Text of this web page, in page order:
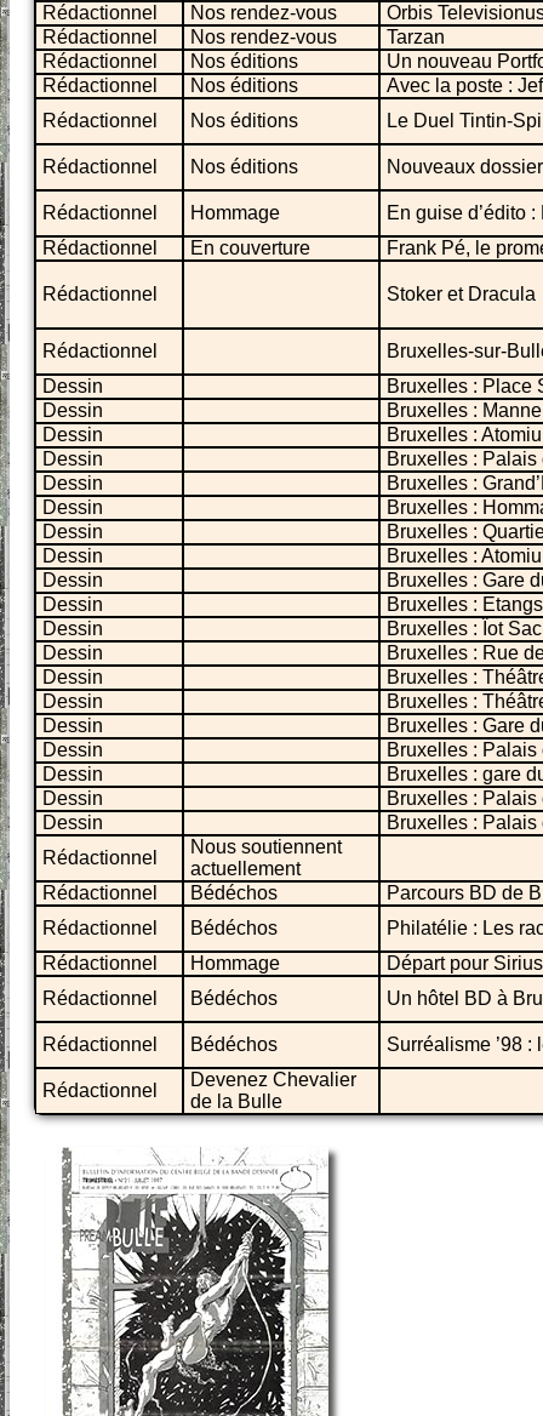
Rédactionnel
Nos rendez-vous
Orbis
Rédactionnel
Nos rendez-vous
Tarzan
Rédactionnel
Nos éditions
Un nouveau
Rédactionnel
Nos éditions
Avec la poste :
Rédactionnel
Nos éditions Le Duel Tintin-
Rédactionnel Nos éditions Nouveaux
Rédactionnel Hommage
En guise d’édito
Rédactionnel
En couverture Frank Pé, le
Rédactionnel Stoker et Dracula
Rédactionnel
Bruxelles-sur-
Dessin
Bruxelles : Place
Dessin
Bruxelles :
Dessin
Bruxelles :
Dessin
Bruxelles : Palais
Dessin
Bruxelles :
Dessin
Bruxelles :
Dessin
Bruxelles :
Dessin
Bruxelles :
Dessin
Bruxelles : Gare
Dessin
Bruxelles :
Dessin
Bruxelles : Îot
Dessin
Bruxelles : Rue
Dessin
Bruxelles :
Dessin
Bruxelles :
Dessin
Bruxelles : Gare
Dessin
Bruxelles : Palais
Dessin
Bruxelles : gare
Dessin
Bruxelles : Palais
Dessin
Bruxelles : Palais
Rédactionnel
Nous soutiennent
actuellement
Rédactionnel
Bédéchos
Parcours BD de
Rédactionnel
Bédéchos
Philatélie : Les
Rédactionnel
Hommage
Départ pour
Rédactionnel
Bédéchos Un hôtel BD à
Rédactionnel Bédéchos Surréalisme ’98 :
Rédactionnel
Devenez Chevalier
de la Bulle